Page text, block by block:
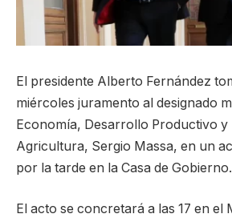
El presidente Alberto Fernández
miércoles juramento al designado
Economía, Desarrollo Productivo y
Agricultura, Sergio Massa, en un
por la tarde en la Casa de Gobierno.
El acto se concretará a las 17 en el